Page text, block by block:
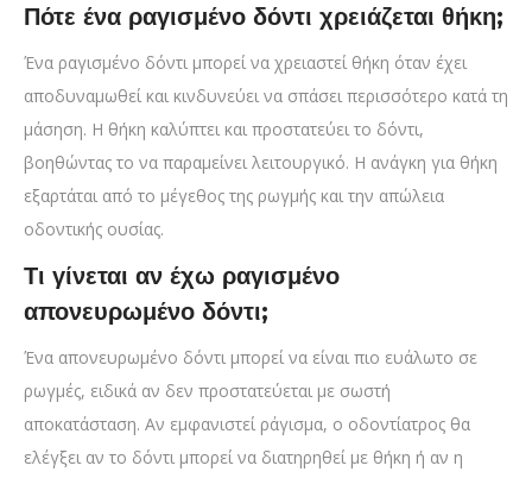
Πότε ένα ραγισμένο δόντι χρειάζεται θήκη;
Ένα ραγισμένο δόντι μπορεί να χρειαστεί θήκη όταν έχει
αποδυναμωθεί και κινδυνεύει να σπάσει περισσότερο κατά τη
μάσηση. Η θήκη καλύπτει και προστατεύει το δόντι,
βοηθώντας το να παραμείνει λειτουργικό. Η ανάγκη για θήκη
εξαρτάται από το μέγεθος της ρωγμής και την απώλεια
οδοντικής ουσίας.
Τι γίνεται αν έχω ραγισμένο
απονευρωμένο δόντι;
Ένα απονευρωμένο δόντι μπορεί να είναι πιο ευάλωτο σε
ρωγμές, ειδικά αν δεν προστατεύεται με σωστή
αποκατάσταση. Αν εμφανιστεί ράγισμα, ο οδοντίατρος θα
ελέγξει αν το δόντι μπορεί να διατηρηθεί με θήκη ή αν η